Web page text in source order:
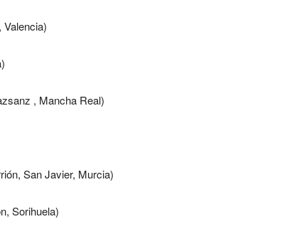
, Mancha Real)
San Javier, Murcia)
Sorihuela)